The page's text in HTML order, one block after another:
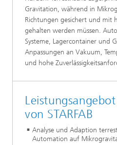
Gravitation, während in
Richtungen gesichert und mit
gehalten werden müssen.
Systeme, Lagercontainer und
Anpassungen an Vakuum,
und hohe
von STARFAB
Analyse und Adaption
Automation auf